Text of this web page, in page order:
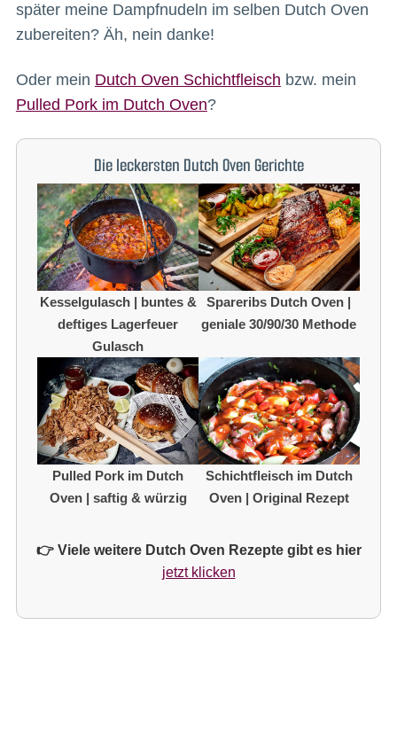
später meine Dampfnudeln im selben Dutch Oven
zubereiten? Äh, nein danke!
Oder mein Dutch Oven Schichtfleisch bzw. mein
Pulled Pork im Dutch Oven?
Die leckersten Dutch Oven Gerichte
Kesselgulasch | buntes &
deftiges Lagerfeuer
Gulasch
Spareribs Dutch Oven |
geniale 30/90/30 Methode
Pulled Pork im Dutch
Oven | saftig & würzig
Schichtfleisch im Dutch
Oven | Original Rezept
👉 Viele weitere Dutch Oven Rezepte gibt es hier
jetzt klicken